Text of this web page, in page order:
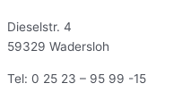
Dieselstr. 4
59329 Wadersloh
Tel: 0 25 23 – 95 99 -15